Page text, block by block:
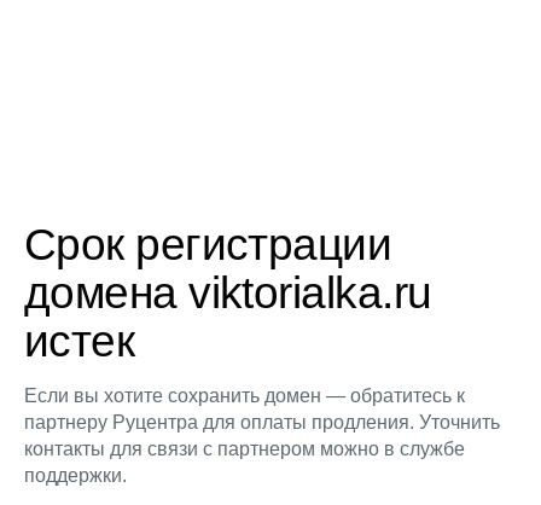
Срок регистрации
домена viktorialka.ru
истек
Если вы хотите сохранить домен — обратитесь к
партнеру Руцентра для оплаты продления. Уточнить
контакты для связи с партнером можно в службе
поддержки.